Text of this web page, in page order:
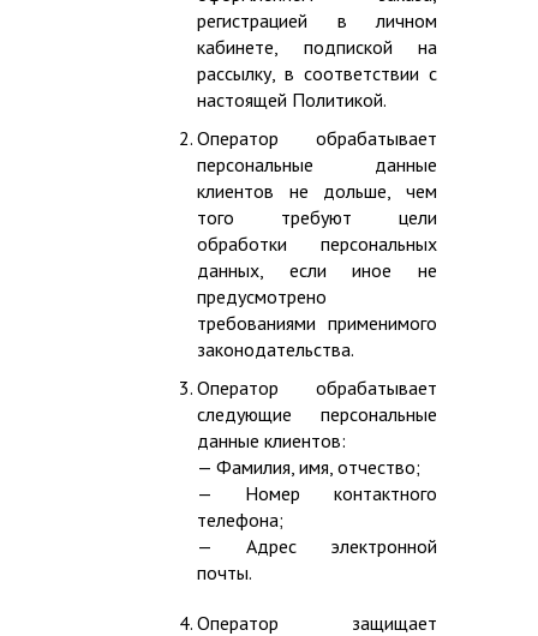
регистрацией в личном
кабинете, подпиской на
рассылку, в соответствии с
настоящей Политикой.
Оператор обрабатывает
персональные данные
клиентов не дольше, чем
того требуют цели
обработки персональных
данных, если иное не
предусмотрено
требованиями применимого
законодательства.
Оператор обрабатывает
следующие персональные
данные клиентов:
— Фамилия, имя, отчество;
— Номер контактного
телефона;
— Адрес электронной
почты.
Оператор защищает